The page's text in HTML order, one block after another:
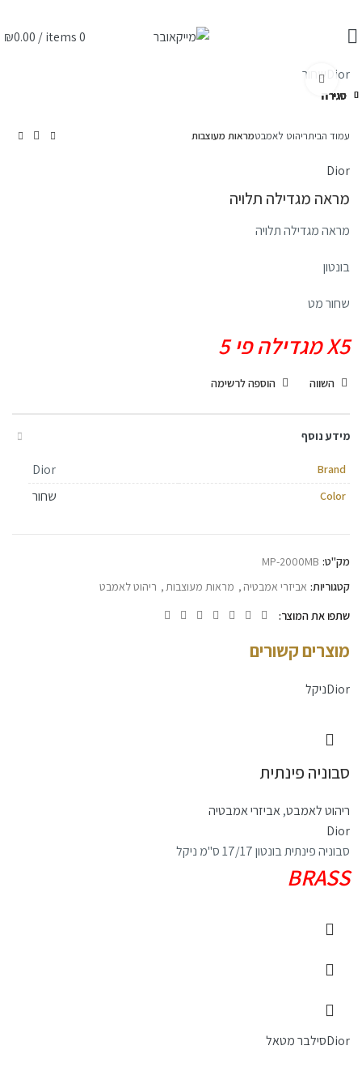
0
items
/
₪0.00
Dior שחור
עמוד הביתריהוט לאמבטמראות מעוצבות
Dior
מראה מגדילה תלויה
מראה מגדילה תלויה
בונטון
שחור מט
X5 מגדילה פי 5
השווה הוספה לרשימה
מידע נוסף
Brand
Dior
Color שחור
מק"ט: MP-2000MB
קטגוריות: אביזרי אמבטיה , מראות מעוצבות, ריהוט לאמבט
שתפו את המוצר
מוצרים קשורים
Diorניקל
סגירה
סבוניה פינתית
ריהוט לאמבט,אביזרי אמבטיה
Dior
סבוניה פינתית בונטון 17/17 ס"מ ניקל
BRASS
Diorסילבר מטאל
סגירה
סגירה
סגירה
סגירה
סגירה
סגירה
סגירה